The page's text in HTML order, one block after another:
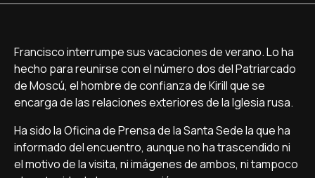
Francisco interrumpe sus vacaciones de verano. Lo ha
hecho para reunirse con el número dos del Patriarcado
de Moscú, el hombre de confianza de Kirill que se
encarga de las relaciones exteriores de la Iglesia rusa.
Ha sido la Oficina de Prensa de la Santa Sede la que ha
informado del encuentro, aunque no ha trascendido ni
el motivo de la visita, ni imágenes de ambos, ni tampoco